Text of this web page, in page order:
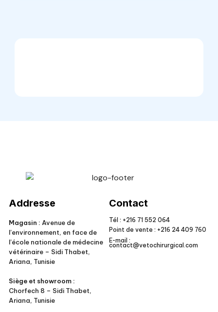
Addresse
Magasin : Avenue de
l’environnement, en face de
l’école nationale de médecine
vétérinaire – Sidi Thabet,
Ariana, Tunisie
Siège et showroom :
Chorfech 8 – Sidi Thabet,
Ariana, Tunisie
Contact
Tél : +216 71 552 064
Point de vente : +216 24 409 760
E-mail :
contact@vetochirurgical.com